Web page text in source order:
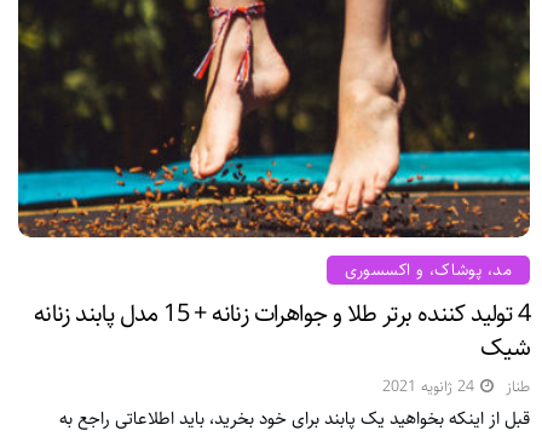
مد، پوشاک، و اکسسوری
4 تولید کننده برتر طلا و جواهرات زنانه + 15 مدل پابند زنانه
شیک
طناز 24 ژانویه 2021
قبل از اینکه بخواهید یک پابند برای خود بخرید، باید اطلاعاتی راجع­‌ به